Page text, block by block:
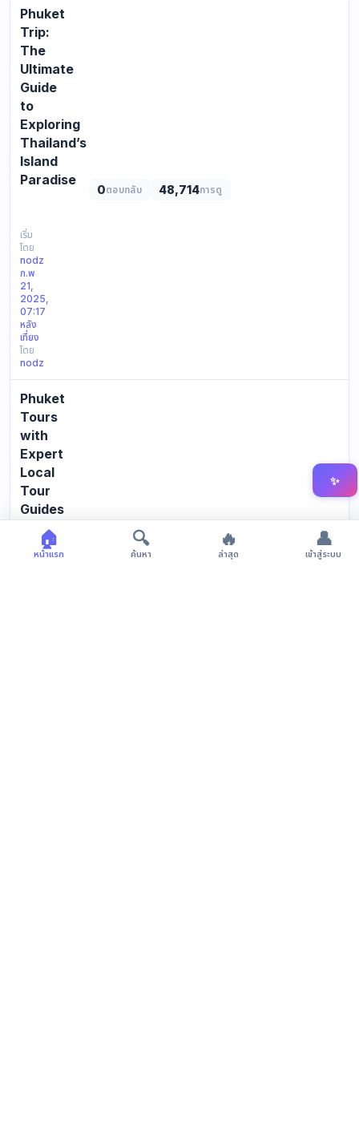
modern
travelers
are…
Phuket
Trip:
The
Ultimate
Guide
to
Exploring
Thailand’s
Island
Paradise
:
The
Ultimate
Guide
to
Exploring
Thailand’s
Island
Paradise
เริ่ม
โดย
nodz
ก.พ
21,
2025,
07:17
หลัง
เที่ยง
โดย
nodz
0ตอบกลับ 48,714การดู
Phuket
Tours
with
Expert
Local
Tour
Guides
Phuket
Tours
with
✨
🏠
หน้าแรก
🔍
ค้นหา
🔥
ล่าสุด
👤
เข้าสู่ระบบ